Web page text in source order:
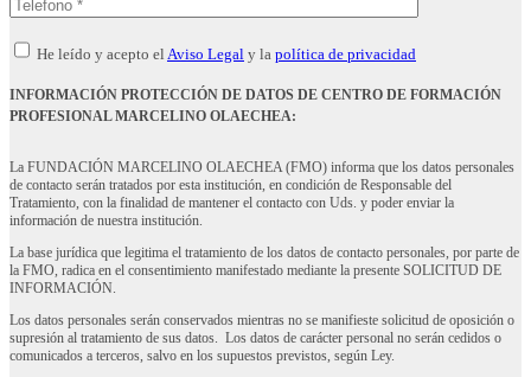
He leído y acepto el Aviso Legal y la política de privacidad
INFORMACIÓN PROTECCIÓN DE DATOS DE CENTRO DE FORMACIÓN
PROFESIONAL MARCELINO OLAECHEA:
La FUNDACIÓN MARCELINO OLAECHEA (FMO) informa que los datos personales
de contacto serán tratados por esta institución, en condición de Responsable del
Tratamiento, con la finalidad de mantener el contacto con Uds. y poder enviar la
información de nuestra institución.
La base jurídica que legitima el tratamiento de los datos de contacto personales, por parte de
la FMO, radica en el consentimiento manifestado mediante la presente SOLICITUD DE
INFORMACIÓN.
Los datos personales serán conservados mientras no se manifieste solicitud de oposición o
supresión al tratamiento de sus datos. Los datos de carácter personal no serán cedidos o
comunicados a terceros, salvo en los supuestos previstos, según Ley.